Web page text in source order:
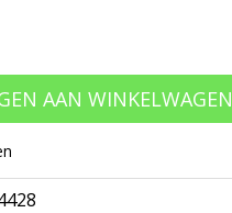
AAN WINKELWAGEN